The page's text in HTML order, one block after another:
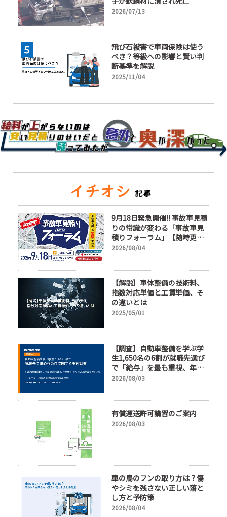
2026/07/13
飛び石被害で車両保険は使う
べき？等級への影響と賢い判
断基準を解説
2025/11/04
9月18日緊急開催!! 事故車見積
りの常識が変わる「事故車見
積りフォーラム」【随時更
新】
2026/08/04
【解説】車体整備の技術料、
指数対応単価と工賃単価、そ
の違いとは
2025/05/01
【調査】自動車整備を学ぶ学
生1,650名の6割が就職先選び
で「給与」を最も重視、年間
休日「110日以上」希望も
2026/08/03
有償運送許可講習のご案内
2026/08/03
車の鳥のフンの取り方は？傷
やシミを残さない正しい落と
し方と予防策
2026/08/04